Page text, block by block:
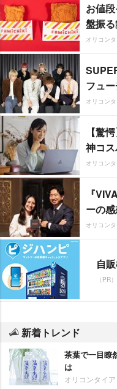
お値
盤振
オリコン
フュ
オリコン
【驚
神コ
オリコン
『
ーの
オリコン
自
（PR
新着トレンド
茶葉で一目瞭
は
オリコンタイ